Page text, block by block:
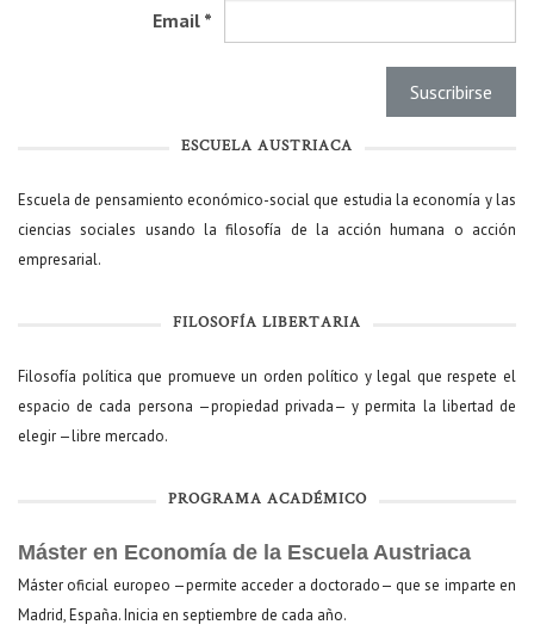
Email *
ESCUELA AUSTRIACA
Escuela de pensamiento económico-social que estudia la economía y las
ciencias sociales usando la filosofía de la acción humana o acción
empresarial.
FILOSOFÍA LIBERTARIA
Filosofía política que promueve un orden político y legal que respete el
espacio de cada persona —propiedad privada— y permita la libertad de
elegir —libre mercado.
PROGRAMA ACADÉMICO
Máster en Economía de la Escuela Austriaca
Máster oficial europeo —permite acceder a doctorado— que se imparte en
Madrid, España. Inicia en septiembre de cada año.